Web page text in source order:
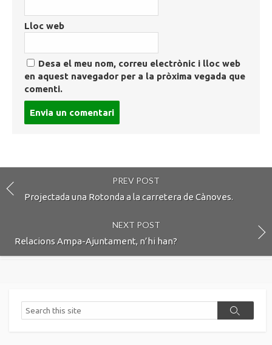
Lloc web
Desa el meu nom, correu electrònic i lloc web
en aquest navegador per a la pròxima vegada que
comenti.
PREV POST
Projectada una Rotonda a la carretera de Cànoves.
NEXT POST
Relacions Ampa-Ajuntament, n’hi han?
Search
Search